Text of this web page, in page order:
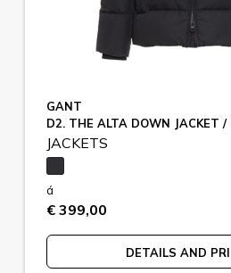
GANT
D2. THE ALTA DOWN JACKET
JACKETS
á
€ 399,00
DETAILS AND